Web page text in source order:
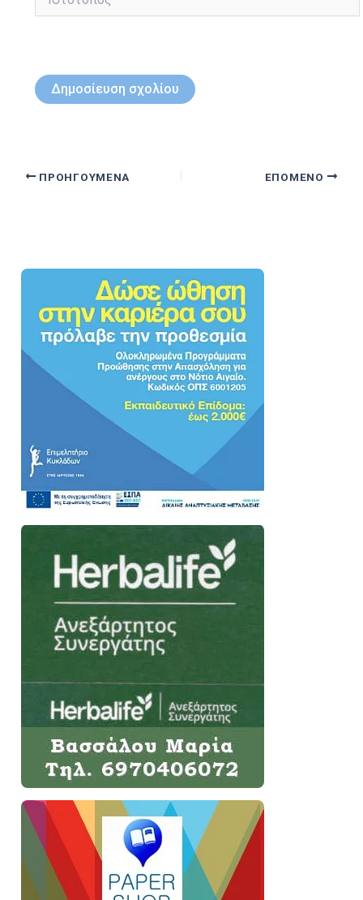
ΠΡΟΗΓΟΎΜΕΝΑ ΕΠΌΜΕΝΟ